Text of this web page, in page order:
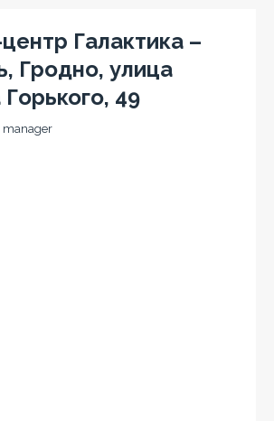
Галактика –
Гродно, улица
49
manager